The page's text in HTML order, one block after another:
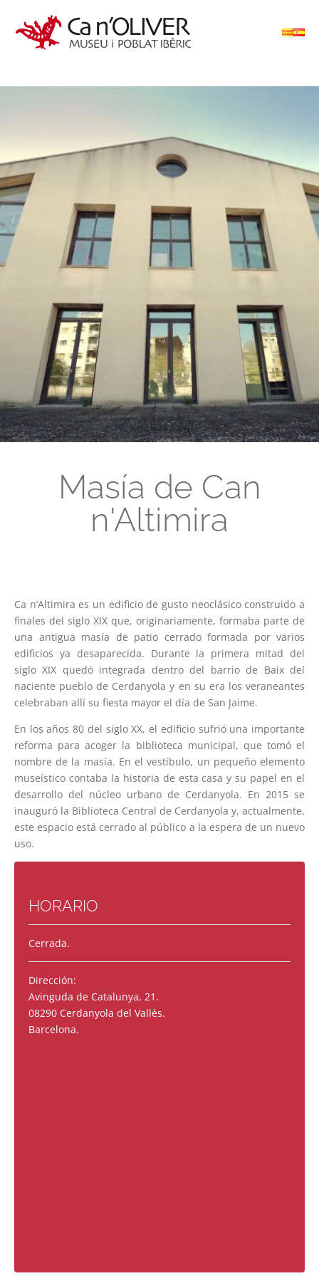
Masía de Can
n'Altimira
Ca n’Altimira es un edificio de gusto neoclásico construido a
finales del siglo XIX que, originariamente, formaba parte de
una antigua masía de patio cerrado formada por varios
edificios ya desaparecida. Durante la primera mitad del
siglo XIX quedó integrada dentro del barrio de Baix del
naciente pueblo de Cerdanyola y en su era los veraneantes
celebraban allí su fiesta mayor el día de San Jaime.
En los años 80 del siglo XX, el edificio sufrió una importante
reforma para acoger la biblioteca municipal, que tomó el
nombre de la masía. En el vestíbulo, un pequeño elemento
museístico contaba la historia de esta casa y su papel en el
desarrollo del núcleo urbano de Cerdanyola. En 2015 se
inauguró la Biblioteca Central de Cerdanyola y, actualmente,
este espacio está cerrado al público a la espera de un nuevo
uso.
HORARIO
Cerrada.
Dirección:
Avinguda de Catalunya, 21.
08290 Cerdanyola del Vallès.
Barcelona.